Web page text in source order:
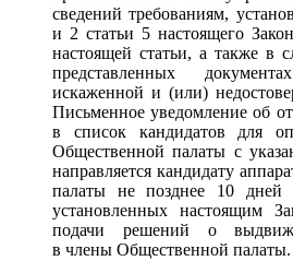
сведений требованиям,
и 2 статьи 5 настоящего
настоящей статьи, а также в
представленных
искаженной и (или)
Письменное уведомление об
в список кандидатов для
Общественной палаты с
направляется кандидату
палаты не позднее 10 дней
установленных настоящим
подачи решений о
в члены Общественной палаты.